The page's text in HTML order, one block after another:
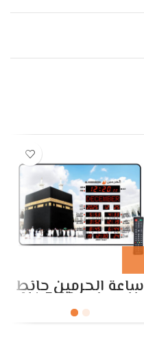
ساعة الحرمين حائط
للمساجد HA.5100